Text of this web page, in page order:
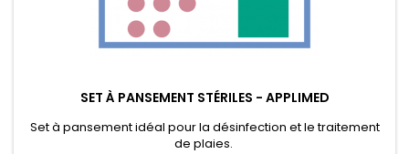
SET À PANSEMENT STÉRILES - APPLIMED
Set à pansement idéal pour la désinfection et le traitement
de plaies.